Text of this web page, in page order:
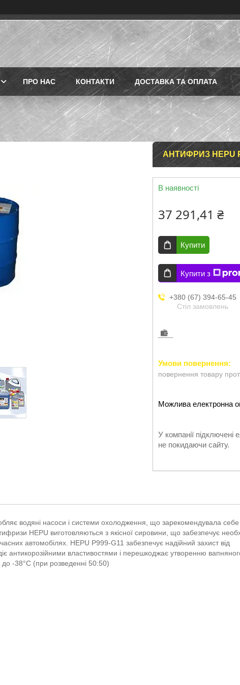
ПРО НАС КОНТАКТИ ДОСТАВКА ТА ОПЛАТА
АНТИФРИЗ HEPU
В наявності
37 291,41 ₴
Купити
Купити з
+380 (67) 394-65-45
Стіл замовлень
повернення товару
У компанії підключені
не покидаючи сайту.
водяні насоси і системи охолодження, що зарекомендувала себе
HEPU виготовляються з якісної сировини, що забезпечує
автомобілях. HEPU P999-G11 забезпечує надійний захист від
антикорозійними властивостями і перешкоджає утворенню
-38°C (при розведенні 50:50)